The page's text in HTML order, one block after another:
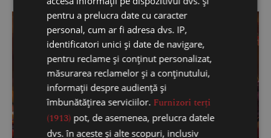
sec-divus-winery-merlot/
pentru a prelucra date cu caracter
personal, cum ar fi adresa dvs. IP,
identificatori unici și date de navigare,
pentru reclame și conținut personalizat,
măsurarea reclamelor și a conținutului,
informații despre audiență și
îmbunătățirea serviciilor. Furnizori terți
(1913) pot, de asemenea, prelucra datele
dvs. în aceste și alte scopuri, inclusiv